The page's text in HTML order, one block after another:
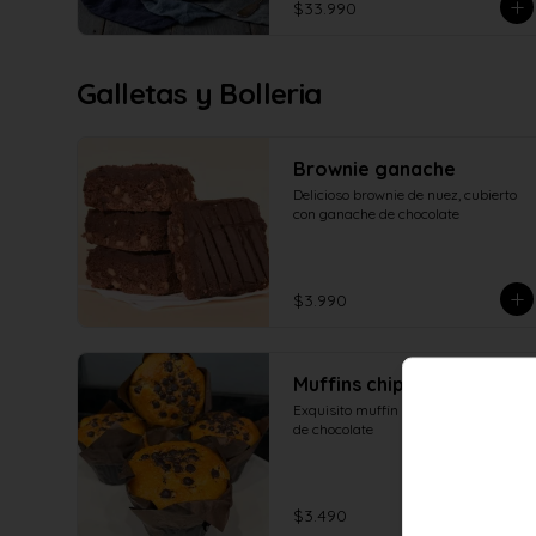
$33.990
Galletas y Bolleria
Brownie ganache
Delicioso brownie de nuez, cubierto
con ganache de chocolate
$3.990
Muffins chips chocolate
Exquisito muffin esponjoso con chips
de chocolate
$3.490